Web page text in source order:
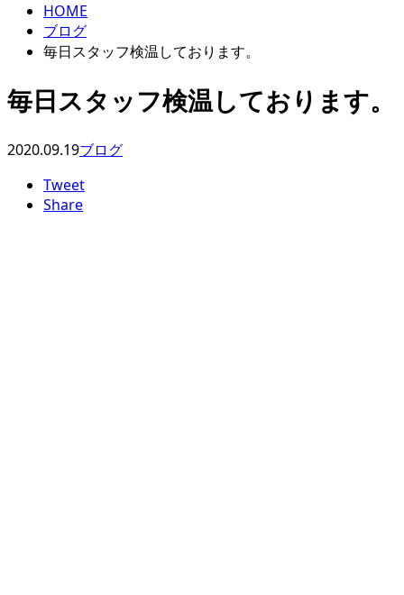
HOME
ブログ
毎日スタッフ検温しております。
毎日スタッフ検温しております。
2020.09.19ブログ
Tweet
Share